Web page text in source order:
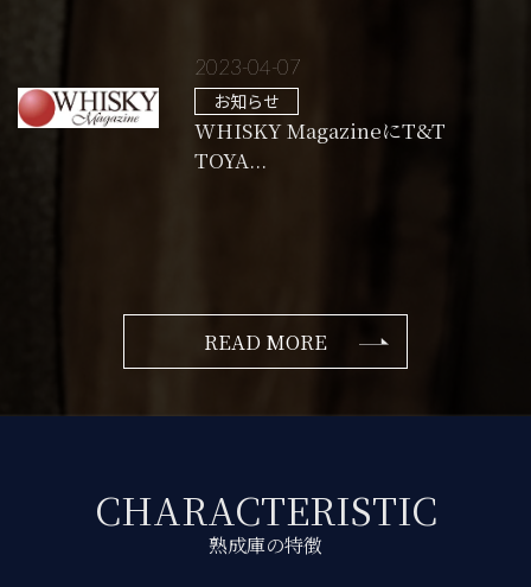
2023-04-07
お知らせ
WHISKY MagazineにT&T
TOYA...
READ MORE
CHARACTERISTIC
熟成庫の特徴